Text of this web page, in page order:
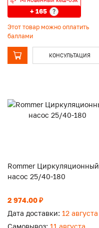
+ 165 ?
Этот товар можно оплатить
баллами
КОНСУЛЬТАЦИЯ
Rommer Циркуляционный
насос 25/40-180
2 974.00 ₽
Дата доставки: 12 августа
Самовывоз: 11 августа